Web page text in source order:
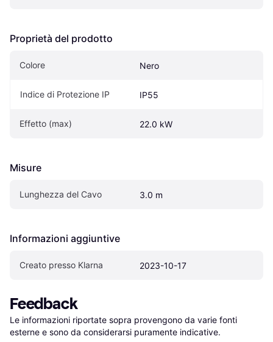
Proprietà del prodotto
Colore Nero
Indice di Protezione IP IP55
Effetto (max) 22.0 kW
Misure
Lunghezza del Cavo 3.0 m
Informazioni aggiuntive
Creato presso Klarna 2023-10-17
Feedback
Le informazioni riportate sopra provengono da varie fonti
esterne e sono da considerarsi puramente indicative.